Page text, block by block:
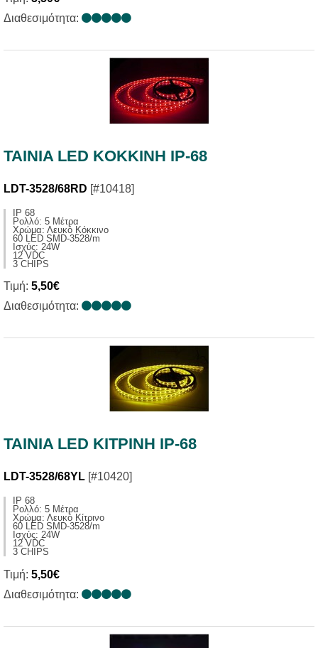
Διαθεσιμότητα:
TAINIA LED KOKKINH IP-68
LDT-3528/68RD [#10418]
IP 68
Ρολλό: 5 Μέτρα
Χρώμα: Λευκό Κόκκινο
60 LED SMD-3528/m
Ισχύς: 24W
12 VDC
3 CHIPS
Τιμή: 5,50€
Διαθεσιμότητα:
TAINIA LED ΚΙΤΡΙΝΗ IP-68
LDT-3528/68YL [#10420]
IP 68
Ρολλό: 5 Μέτρα
Χρώμα: Λευκό Κίτρινο
60 LED SMD-3528/m
Ισχύς: 24W
12 VDC
3 CHIPS
Τιμή: 5,50€
Διαθεσιμότητα: